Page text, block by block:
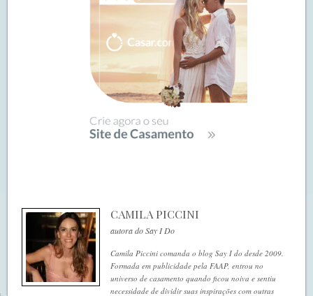
CAMILA PICCINI
autora do Say I Do
Camila Piccini comanda o blog Say I do desde 2009.
Formada em publicidade pela FAAP, entrou no
universo de casamento quando ficou noiva e sentiu
necessidade de dividir suas inspirações com outras